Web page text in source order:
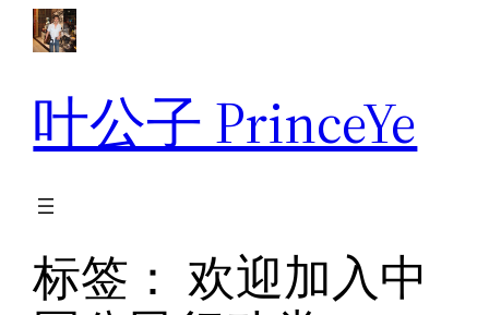
叶公子 PrinceYe
标签：欢迎加入中